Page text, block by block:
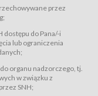
Karnetów i Biletów,
w Sklepie.
(Dz.U. z 2002
są nieodpłatnie.
Serwisu jest otwarty dla
przez
dostępu do Pana/-i
lub ograniczenia
organu nadzorczego, tj.
w związku z
SNH;